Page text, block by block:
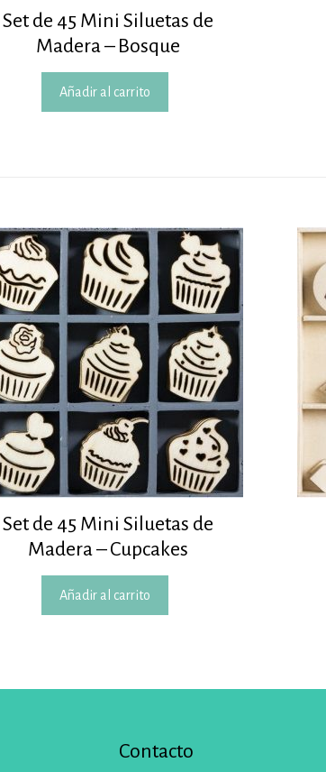
Set de 45 Mini Siluetas de
Madera – Bosque
Añadir al carrito
Set de 45 Mini Siluetas de
Madera – Cupcakes
Añadir al carrito
Contacto